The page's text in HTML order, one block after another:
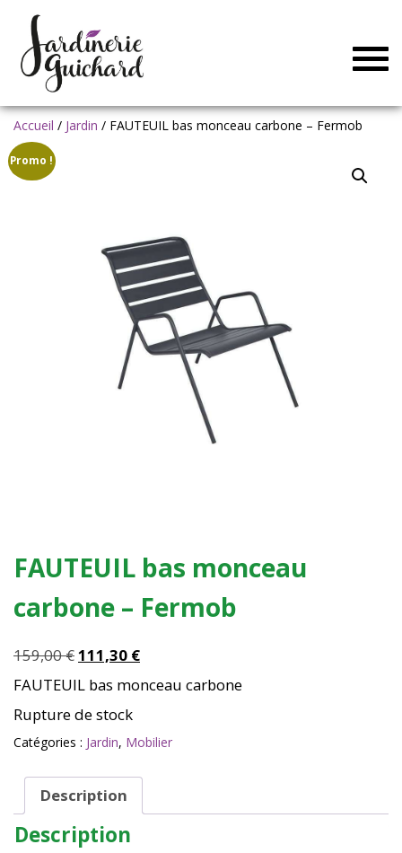
Accueil / Jardin / FAUTEUIL bas monceau carbone – Fermob
Promo !
FAUTEUIL bas monceau
carbone – Fermob
159,00€Le
prix
initial
était :
159,00 €.
111,30 €Le
actuel
111,30 €.
FAUTEUIL bas monceau carbone
Rupture de stock
Catégories : Jardin, Mobilier
Description
Description